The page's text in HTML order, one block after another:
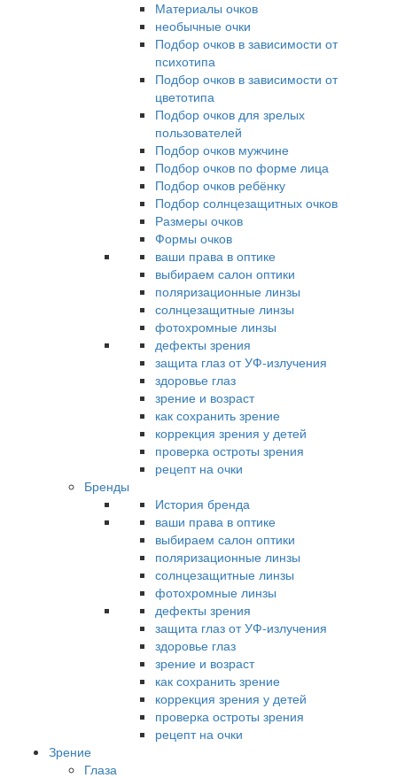
Материалы очков
необычные очки
Подбор очков в зависимости от
психотипа
Подбор очков в зависимости от
цветотипа
Подбор очков для зрелых
пользователей
Подбор очков мужчине
Подбор очков по форме лица
Подбор очков ребёнку
Подбор солнцезащитных очков
Размеры очков
Формы очков
ваши права в оптике
выбираем салон оптики
поляризационные линзы
солнцезащитные линзы
фотохромные линзы
дефекты зрения
защита глаз от УФ-излучения
здоровье глаз
зрение и возраст
как сохранить зрение
коррекция зрения у детей
проверка остроты зрения
рецепт на очки
Бренды
История бренда
ваши права в оптике
выбираем салон оптики
поляризационные линзы
солнцезащитные линзы
фотохромные линзы
дефекты зрения
защита глаз от УФ-излучения
здоровье глаз
зрение и возраст
как сохранить зрение
коррекция зрения у детей
проверка остроты зрения
рецепт на очки
Зрение
Глаза